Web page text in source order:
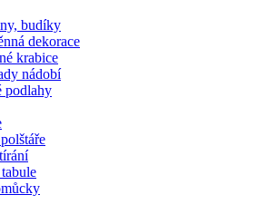
budíky
dekorace
krabice
nádobí
podlahy